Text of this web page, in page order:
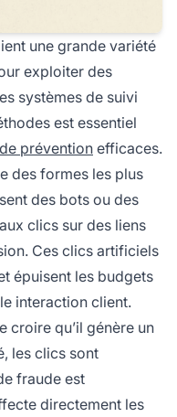
une grande variété
exploiter des
systèmes de suivi
est essentiel
préventionefficaces.
des formes les plus
des bots ou des
clics sur des liens
Ces clics artificiels
épuisent les budgets
interaction client.
croire qu’il génère un
les clics sont
fraude est
directement les